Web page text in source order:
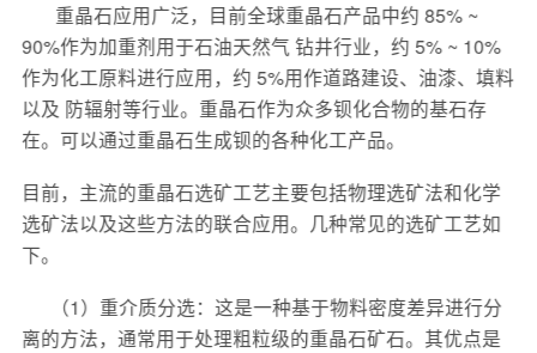
重晶石应用广泛，目前全球重晶石产品中约 85% ~
90%作为加重剂用于石油天然气 钻井行业，约 5% ~ 10%
作为化工原料进行应用，约 5%用作道路建设、油漆、填料
以及 防辐射等行业。重晶石作为众多钡化合物的基石存
在。可以通过重晶石生成钡的各种化工产品。
目前，主流的重晶石选矿工艺主要包括物理选矿法和化学
选矿法以及这些方法的联合应用。几种常见的选矿工艺如
下。
（1）重介质分选：这是一种基于物料密度差异进行分
离的方法，通常用于处理粗粒级的重晶石矿石。其优点是